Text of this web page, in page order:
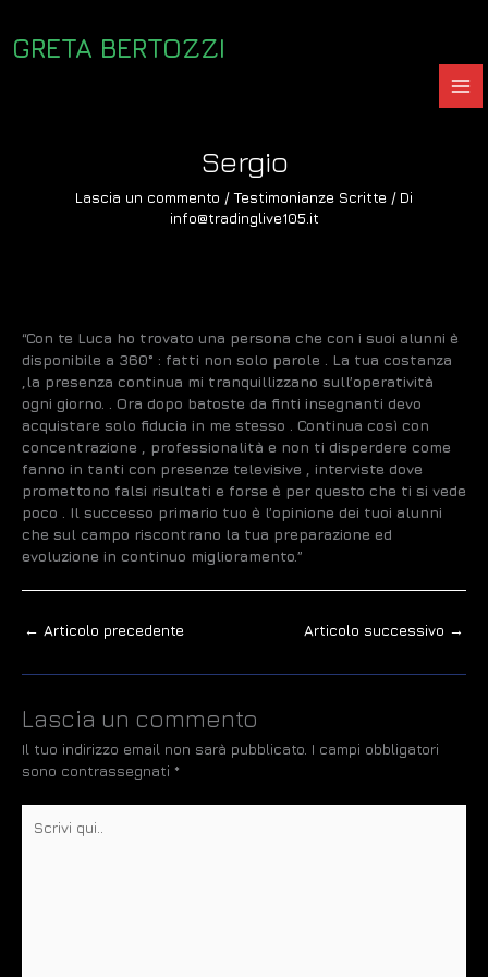
contenuto
GRETA BERTOZZI
Sergio
Lascia un commento /Testimonianze Scritte / Di
info@tradinglive105.it
“Con te Luca ho trovato una persona che con i suoi alunni è
disponibile a 360° : fatti non solo parole . La tua costanza
,la presenza continua mi tranquillizzano sull’operatività
ogni giorno. . Ora dopo batoste da finti insegnanti devo
acquistare solo fiducia in me stesso . Continua così con
concentrazione , professionalità e non ti disperdere come
fanno in tanti con presenze televisive , interviste dove
promettono falsi risultati e forse è per questo che ti si vede
poco . Il successo primario tuo è l’opinione dei tuoi alunni
che sul campo riscontrano la tua preparazione ed
evoluzione in continuo miglioramento.”
← Articolo precedente Articolo successivo →
Lascia un commento
Il tuo indirizzo email non sarà pubblicato. I campi obbligatori
sono contrassegnati *
qui..